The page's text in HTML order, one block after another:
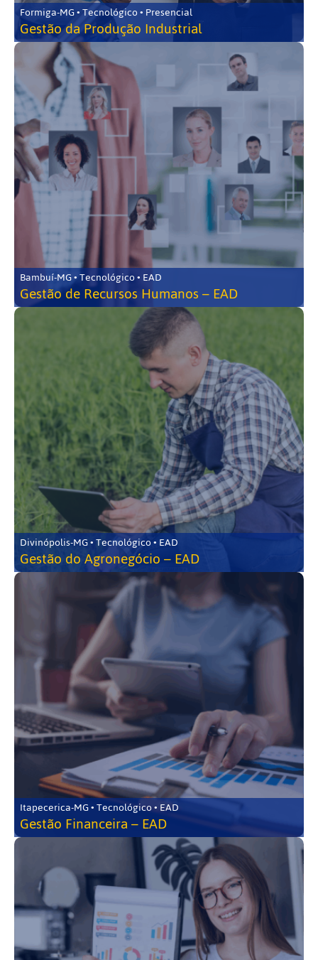
Formiga-MG • Tecnológico • Presencial
Gestão da Produção Industrial
Bambuí-MG • Tecnológico • EAD
Gestão de Recursos Humanos – EAD
Divinópolis-MG • Tecnológico • EAD
Gestão do Agronegócio – EAD
Itapecerica-MG • Tecnológico • EAD
Gestão Financeira – EAD